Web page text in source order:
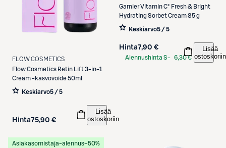
FLOW COSMETICS
Flow Cosmetics Retin Lift 3-in-1
Cream -kasvovoide 50ml
Keskiarvo5 / 5
Hinta75,90 €
Lisää
ostoskoriin
GarnierVitamin C* Fresh & Bright
Hydrating Sorbet Cream 85 g
Keskiarvo5 / 5
Hinta7,90 €
Alennushinta S- 6,30 €
Lisää
ostoskoriin
Asiakasomistaja-alennus−50%